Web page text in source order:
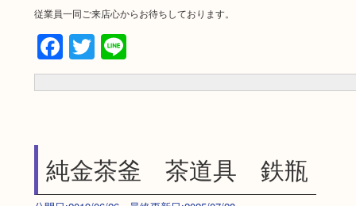
従業員一同ご来店心からお待ちしております。
Facebook
Twitter
Line
純金茶釜 茶道具 鉄瓶